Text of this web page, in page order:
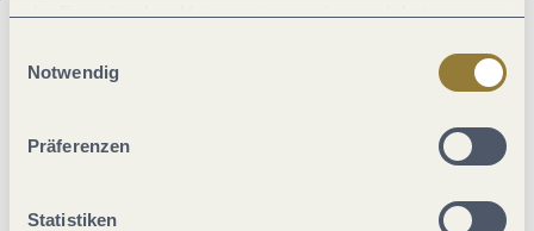
der Europäischen Union weitergegeben und dort
jederzeit widerrufen werden. Mit der Auswahl "Alle
ablehnen" kann es zu Beeinträchtigungen in der Nutzung
Notwendig
Präferenzen
Statistiken
Was möchtest du als nächstes tun?
PDF erzeugen